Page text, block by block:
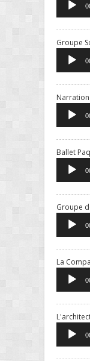
Groupe
Ballet
Groupe
La